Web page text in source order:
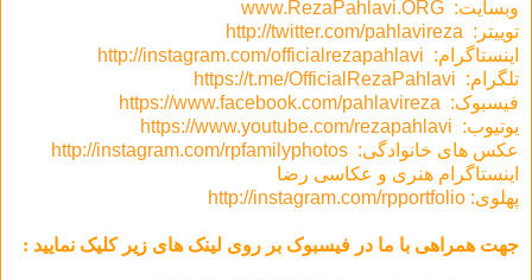
وبسایت: www.RezaPahlavi.ORG
توییتر: http://twitter.com/pahlavireza
اینستاگرام: http://instagram.com/officialrezapahlavi
تلگرام: https://t.me/OfficialRezaPahlavi
فیسبوک: https://www.facebook.com/pahlavireza
یوتیوب: https://www.youtube.com/rezapahlavi
عکس های خانوادگی: http://instagram.com/rpfamilyphotos
اینستاگرام هنری و عکاسی رضا
پهلوی: http://instagram.com/rpportfolio
جهت همراهی با ما در فیسبوک بر روی لینک های زیر کلیک نمایید :